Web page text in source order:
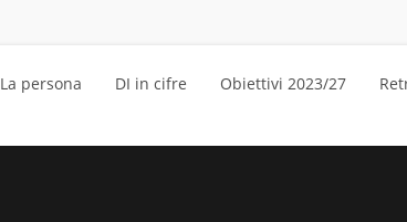
La persona DI in cifre Obiettivi 2023/27